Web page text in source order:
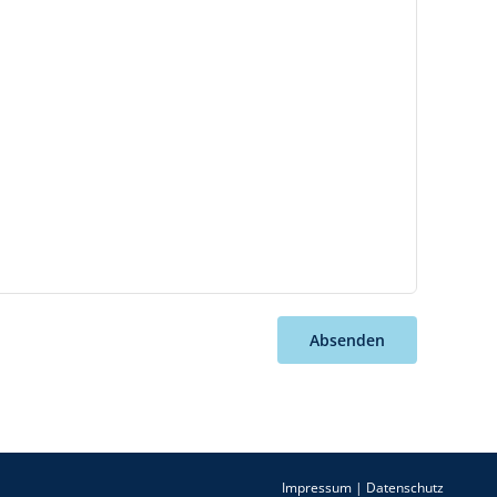
Absenden
Impressum | Datenschutz